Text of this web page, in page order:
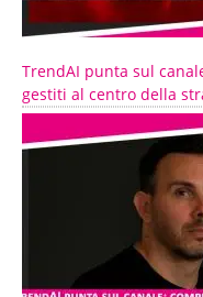
TrendAI punta sul
gestiti al centro della